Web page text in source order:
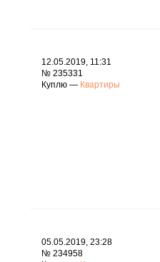
12.05.2019, 11:31
№ 235331
Куплю — Квартиры
05.05.2019, 23:28
№ 234958